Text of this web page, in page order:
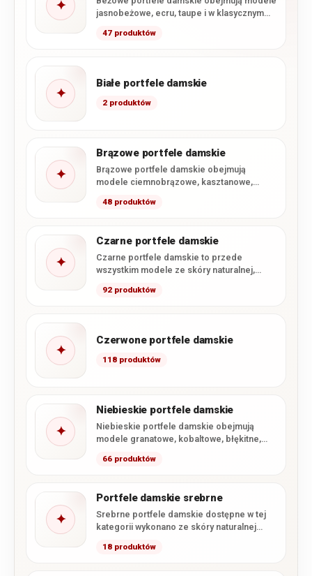
✦
jasnobeżowe, ecru, taupe i w klasycznym
47 produktów
✦
Białe portfele damskie
2 produktów
✦
Brązowe portfele damskie
Brązowe portfele damskie obejmują
modele ciemnobrązowe, kasztanowe,
ciepłe odcienie beżu.…
48 produktów
✦
Czarne portfele damskie
Czarne portfele damskie to przede
wszystkim modele ze skóry naturalnej,
92 produktów
✦
Czerwone portfele damskie
118 produktów
✦
Niebieskie portfele damskie
Niebieskie portfele damskie obejmują
modele granatowe, kobaltowe, błękitne,
kategorii dominują portfele ze…
66 produktów
✦
Portfele damskie srebrne
Srebrne portfele damskie dostępne w tej
kategorii wykonano ze skóry naturalnej
obejmuje…
18 produktów